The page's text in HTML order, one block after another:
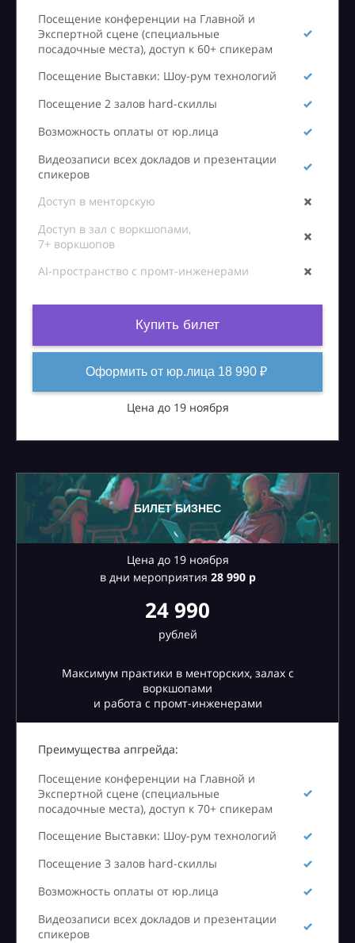
Посещение конференции на Главной и
Экспертной сцене (специальные
посадочные места), доступ к 60+ спикерам
Посещение Выставки: Шоу-рум технологий
Посещение 2 залов hard-скиллы
Возможность оплаты от юр.лица
Видеозаписи всех докладов и презентации
спикеров
Доступ в менторскую
Доступ в зал с воркшопами,
7+ воркшопов
AI-пространство с промт-инженерами
Купить билет
Оформить от юр.лица 18 990 ₽
Цена до 19 ноября
БИЛЕТ БИЗНЕС
Цена до 19 ноября
в дни мероприятия 28990 р
24 990
рублей
Максимум практики в менторских, залах с
воркшопами
и работа с промт-инженерами
Преимущества апгрейда:
Посещение конференции на Главной и
Экспертной сцене (специальные
посадочные места), доступ к 70+ спикерам
Посещение Выставки: Шоу-рум технологий
Посещение 3 залов hard-скиллы
Возможность оплаты от юр.лица
Видеозаписи всех докладов и презентации
спикеров